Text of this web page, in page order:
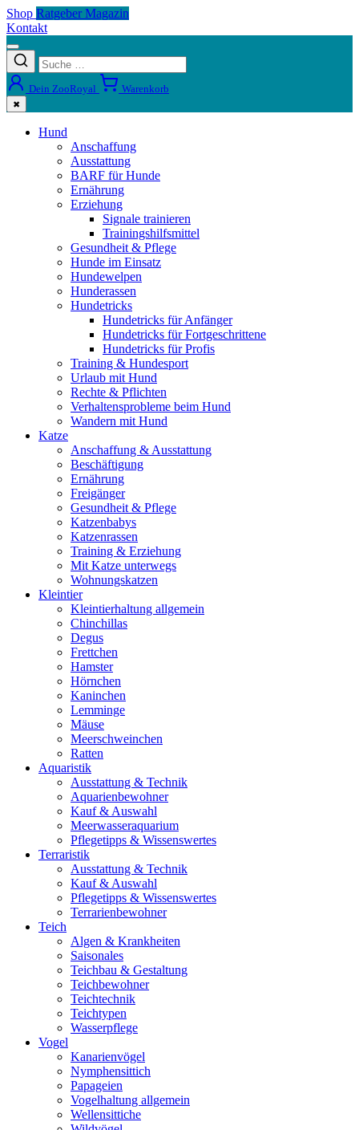
Shop Ratgeber Magazin
Kontakt
Dein ZooRoyal Warenkorb
✖
Hund
Anschaffung
Ausstattung
BARF für Hunde
Ernährung
Erziehung
Signale trainieren
Trainingshilfsmittel
Gesundheit & Pflege
Hunde im Einsatz
Hundewelpen
Hunderassen
Hundetricks
Hundetricks für Anfänger
Hundetricks für Fortgeschrittene
Hundetricks für Profis
Training & Hundesport
Urlaub mit Hund
Rechte & Pflichten
Verhaltensprobleme beim Hund
Wandern mit Hund
Katze
Anschaffung & Ausstattung
Beschäftigung
Ernährung
Freigänger
Gesundheit & Pflege
Katzenbabys
Katzenrassen
Training & Erziehung
Mit Katze unterwegs
Wohnungskatzen
Kleintier
Kleintierhaltung allgemein
Chinchillas
Degus
Frettchen
Hamster
Hörnchen
Kaninchen
Lemminge
Mäuse
Meerschweinchen
Ratten
Aquaristik
Ausstattung & Technik
Aquarienbewohner
Kauf & Auswahl
Meerwasseraquarium
Pflegetipps & Wissenswertes
Terraristik
Ausstattung & Technik
Kauf & Auswahl
Pflegetipps & Wissenswertes
Terrarienbewohner
Teich
Algen & Krankheiten
Saisonales
Teichbau & Gestaltung
Teichbewohner
Teichtechnik
Teichtypen
Wasserpflege
Vogel
Kanarienvögel
Nymphensittich
Papageien
Vogelhaltung allgemein
Wellensittiche